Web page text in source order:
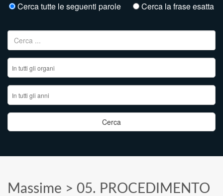
Cerca tutte le seguenti parole Cerca la frase esatta
Ricerca per:
Massime > 05. PROCEDIMENTO